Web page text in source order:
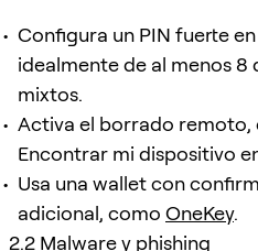
Configura un PIN fuerte
idealmente de al menos
mixtos.
Activa el borrado remoto,
Encontrar mi dispositivo
Usa una wallet con
adicional, como OneKey.
2.2 Malware y phishing